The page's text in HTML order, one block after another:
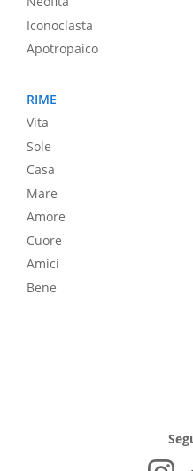
Iconoclasta
Apotropaico
RIME
Vita
Sole
Casa
Mare
Amore
Cuore
Amici
Bene